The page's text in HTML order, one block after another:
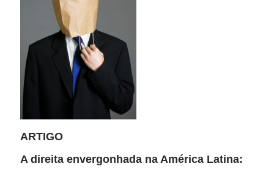
ARTIGO
A direita envergonhada na América Latina: